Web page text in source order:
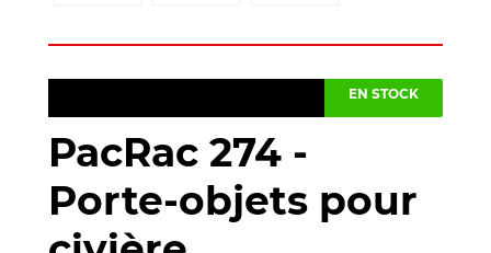
EN STOCK
PacRac 274 -
Porte-objets pour